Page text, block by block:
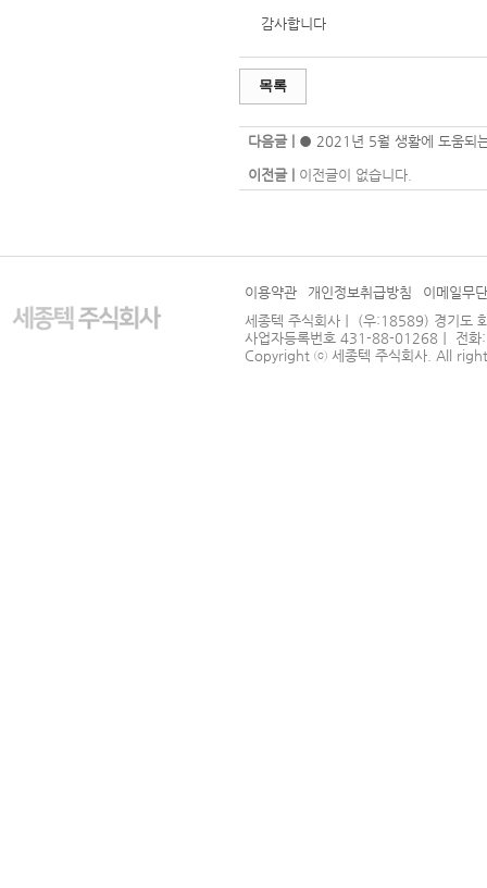
감사합니다
목록
다음글 | ● 2021년 5월 생활에 도움되
이전글 | 이전글이 없습니다.
이용약관 개인정보취급방침
이메일무
세종텍 주식회사｜ (우:18589) 경기도
사업자등록번호 431-88-01268｜ 전
Copyright ⓒ 세종텍 주식회사 . All